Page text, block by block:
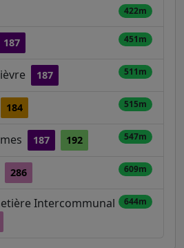
422m
187 451m
187 511m
184 515m
187 192 547m
286 609m
Intercommunal 644m